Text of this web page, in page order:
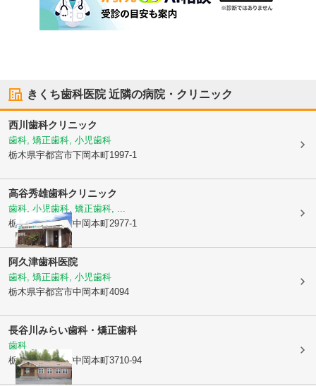
きくち歯科医院近隣の病院・クリニック
西川歯科クリニック
歯科, 矯正歯科, 小児歯科
栃木県宇都宮市下岡本町1997-1
高谷秀雄歯科クリニック
歯科, 小児歯科, 矯正歯科, ...
栃木県宇都宮市中岡本町2977-1
阿久津歯科医院
歯科, 矯正歯科, 小児歯科
栃木県宇都宮市中岡本町4094
長谷川みらい歯科・矯正歯科
歯科
栃木県宇都宮市中岡本町3710-94